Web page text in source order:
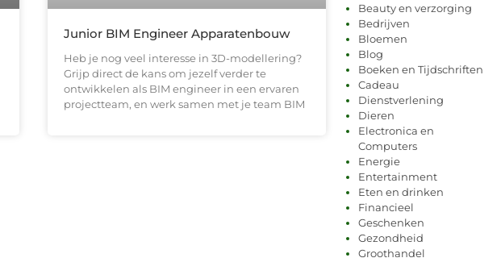
Junior BIM Engineer Apparatenbouw
Heb je nog veel interesse in 3D-modellering?
Grijp direct de kans om jezelf verder te
ontwikkelen als BIM engineer in een ervaren
projectteam, en werk samen met je team BIM
Beauty en verzorging
Bedrijven
Bloemen
Blog
Boeken en Tijdschriften
Cadeau
Dienstverlening
Dieren
Electronica en
Computers
Energie
Entertainment
Eten en drinken
Financieel
Geschenken
Gezondheid
Groothandel